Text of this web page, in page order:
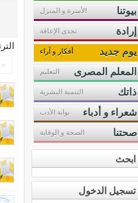
«
بيوتنا الأسرة و المنزل
إرادة تحدى الإعاقة
يوم جديد أفكار و آراء
المعلم المصرى التعليم
ذاتك التنمية البشرية
شعراء و أدباء بوابة الأدب
صحتنا الصحة و الوقاية
ابحث
تسجيل الدخول